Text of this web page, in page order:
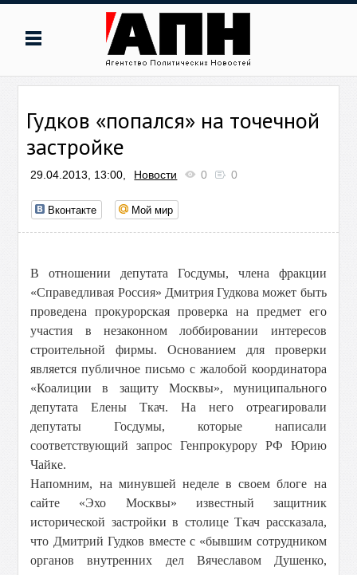
Гудков «попался» на точечной
застройке
29.04.2013, 13:00, Новости 0 0
Вконтакте Мой мир
В отношении депутата Госдумы, члена фракции
«Справедливая Россия» Дмитрия Гудкова может быть
проведена прокурорская проверка на предмет его
участия в незаконном лоббировании интересов
строительной фирмы. Основанием для проверки
является публичное письмо с жалобой координатора
«Коалиции в защиту Москвы», муниципального
депутата Елены Ткач. На него отреагировали
депутаты Госдумы, которые написали
соответствующий запрос Генпрокурору РФ Юрию
Чайке.
Напомним, на минувшей неделе в своем блоге на
сайте «Эхо Москвы» известный защитник
исторической застройки в столице Ткач рассказала,
что Дмитрий Гудков вместе с «бывшим сотрудником
органов внутренних дел Вячеславом Душенко,